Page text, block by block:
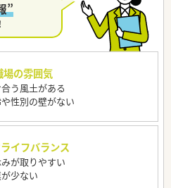
”
場の雰囲気
う風土がある
性別の壁がない
イフバランス
が取りやすい
少ない